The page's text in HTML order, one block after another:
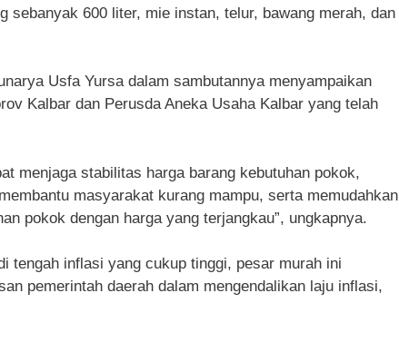
sebanyak 600 liter, mie instan, telur, bawang merah, dan
Usfa Yursa dalam sambutannya menyampaikan
Kalbar dan Perusda Aneka Usaha Kalbar yang telah
menjaga stabilitas harga barang kebutuhan pokok,
masyarakat kurang mampu, serta memudahkan
pokok dengan harga yang terjangkau”, ungkapnya.
tengah inflasi yang cukup tinggi, pesar murah ini
pemerintah daerah dalam mengendalikan laju inflasi,